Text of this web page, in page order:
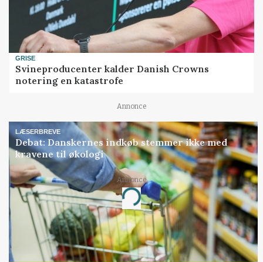
GRISE
Svineproducenter kalder Danish Crowns
notering en katastrofe
Annonce
LÆSERBREVE
Debat: Danskernes indkøb stemmer ikke med
kravene til økologi
Annonce
Loading...
Jobs